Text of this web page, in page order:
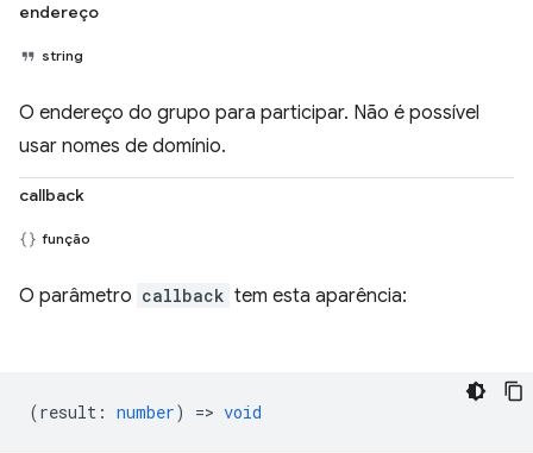
endereço
string
O endereço do grupo para participar. Não é possível
usar nomes de domínio.
callback
função
O parâmetro callback tem esta aparência:
(result : number) => void